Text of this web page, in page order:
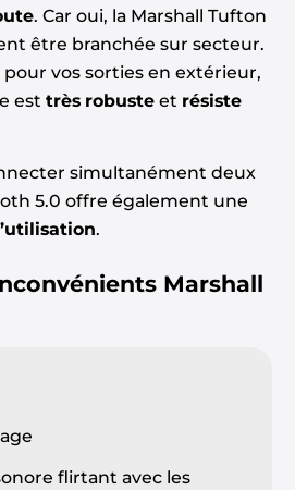
. Car oui, la Marshall Tufton
être branchée sur secteur.
pour vos sorties en extérieur,
est très robusteet résiste
simultanément deux
5.0 offre également une
.
Marshall
flirtant avec les